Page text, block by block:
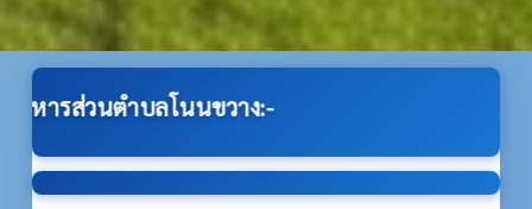
ขวาง:-